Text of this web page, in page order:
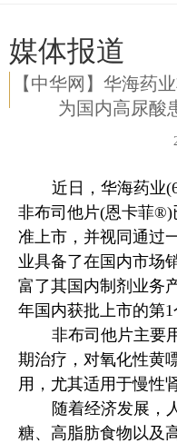
媒体报道
【中华网】华海药
为国内高尿酸
近日，华海药业
非布司他片(恩卡菲®)
准上市，并视同通过
业具备了在国内市场
富了其国内制剂业务
年国内获批上市的第1
非布司他片主要
期治疗，对氧化性黄
用，尤其适用于慢性
随着经济发展，
糖、高脂肪食物以及